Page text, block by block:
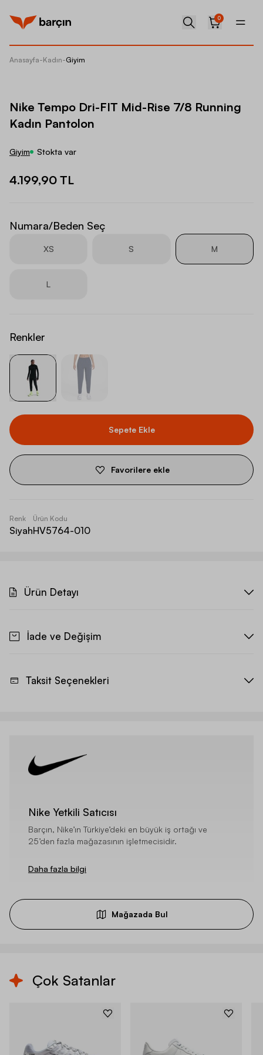
0
Anasayfa-Kadın-Giyim
Nike Tempo Dri-FIT Mid-Rise 7/8 Running
Kadın Pantolon
Giyim Stokta var
4.199,90 TL
Numara/Beden Seç
XS S M
L
Renkler
Sepete Ekle
Favorilere ekle
Renk
Siyah
Ürün Kodu
HV5764-010
Ürün Detayı
İade ve Değişim
Taksit Seçenekleri
Nike Yetkili Satıcısı
Barçın, Nike’ın Türkiye’deki en büyük iş ortağı ve
25’den fazla mağazasının işletmecisidir.
Daha fazla bilgi
Mağazada Bul
Çok Satanlar